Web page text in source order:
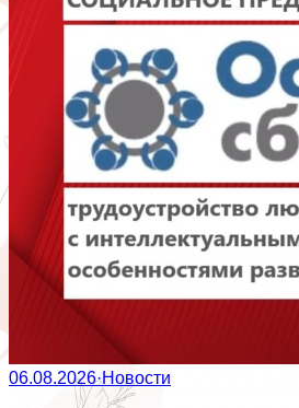
06.08.2026·Новости